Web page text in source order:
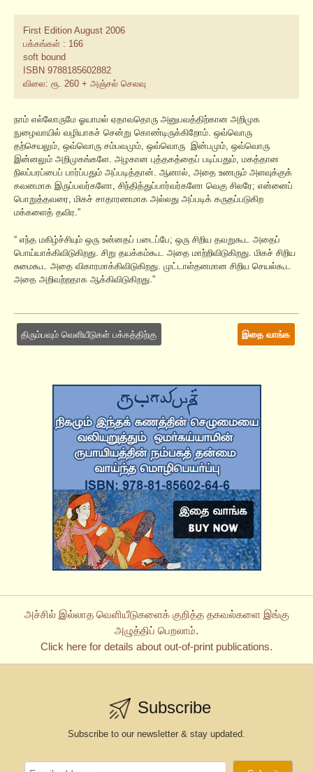
First Edition August 2006
பக்கங்கள் : 166
soft bound
ISBN 9788185602882
விலை: ரூ. 260 + அஞ்சல் செலவு
நாம் எல்லோருமே ஓயாமல் ஏதாவதொரு அனுபவத்திற்கான அறிமுக
நுழைவாயில் வழியாகச் சென்று கொண்டிருக்கிறோம். ஒவ்வொரு
தற்செயலும், ஒவ்வொரு சம்பவமும், ஒவ்வொரு இன்பமும், ஒவ்வொரு
இன்னலும் அறிமுகங்களே. அழகான புத்தகத்தைப் படிப்பதும், மகத்தான
நிலப்பரப்பைப் பார்ப்பதும் அப்படித்தான். ஆனால், அதை உணரும் அளவுக்குக்
கவனமாக இருப்பவர்களோ, சிந்தித்துப்பார்வர்களோ வெகு சிலரே; என்னைப்
பொறுத்தவரை, மிகச் சாதாரணமாக அல்லது அப்படிக் கருதப்படுகிற
மக்களைத் தவிர.”
“ எந்த மகிழ்ச்சியும் ஒரு உன்னதப் படைப்பே; ஒரு சிறிய தவறுகூட அதைப்
பொய்யாக்கிவிடுகிறது. சிறு தயக்கம்கூட அதை மாற்றிவிடுகிறது. மிகச் சிறிய
சுமைகூட அதை விகாரமாக்கிவிடுகிறது. முட்டாள்தனமான சிறிய செயல்கூட
அதை அறிவற்றதாக ஆக்கிவிடுகிறது.”
திரும்பவும் வெளியீடுகள் பக்கத்திற்கு இதை வாங்க
அச்சில் இல்லாத வெளியீடுகளைக் குறித்த தகவல்களை இங்கு
அழுத்திப் பெறலாம்.
Click here for details about out-of-print publications.
Subscribe
Subscribe to our newsletter & stay updated.